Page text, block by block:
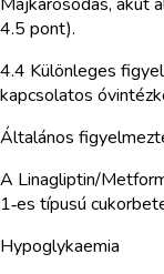
4.5 pont).
4.4 Különleges
kapcsolatos
Általános
A Linagliptin/
1‑es típusú
Hypoglykaemia